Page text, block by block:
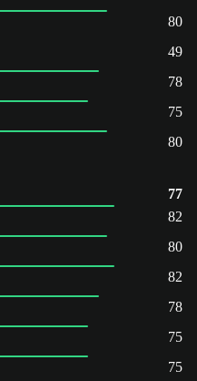
80
49
78
75
80
77
82
80
82
78
75
75